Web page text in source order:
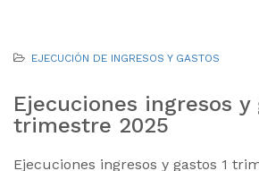
EJECUCIÓN DE INGRESOS Y GASTOS
Ejecuciones ingresos y
trimestre 2025
Ejecuciones ingresos y gastos 1